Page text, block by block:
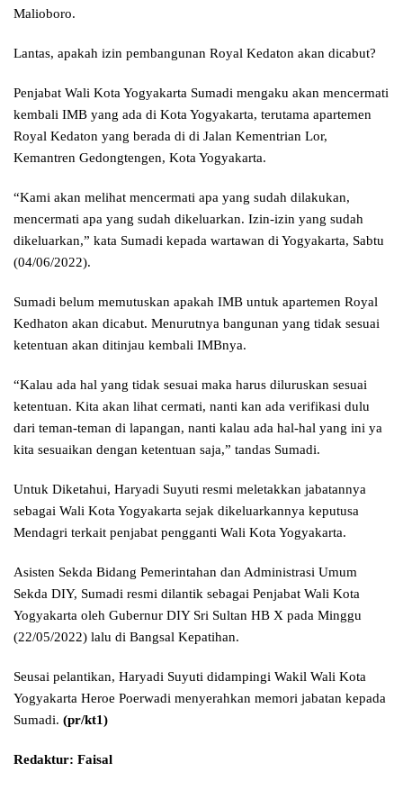
Malioboro.
Lantas, apakah izin pembangunan Royal Kedaton akan dicabut?
Penjabat Wali Kota Yogyakarta Sumadi mengaku akan mencermati
kembali IMB yang ada di Kota Yogyakarta, terutama apartemen
Royal Kedaton yang berada di di Jalan Kementrian Lor,
Kemantren Gedongtengen, Kota Yogyakarta.
“Kami akan melihat mencermati apa yang sudah dilakukan,
mencermati apa yang sudah dikeluarkan. Izin-izin yang sudah
dikeluarkan,” kata Sumadi kepada wartawan di Yogyakarta, Sabtu
(04/06/2022).
Sumadi belum memutuskan apakah IMB untuk apartemen Royal
Kedhaton akan dicabut. Menurutnya bangunan yang tidak sesuai
ketentuan akan ditinjau kembali IMBnya.
“Kalau ada hal yang tidak sesuai maka harus diluruskan sesuai
ketentuan. Kita akan lihat cermati, nanti kan ada verifikasi dulu
dari teman-teman di lapangan, nanti kalau ada hal-hal yang ini ya
kita sesuaikan dengan ketentuan saja,” tandas Sumadi.
Untuk Diketahui, Haryadi Suyuti resmi meletakkan jabatannya
sebagai Wali Kota Yogyakarta sejak dikeluarkannya keputusa
Mendagri terkait penjabat pengganti Wali Kota Yogyakarta.
Asisten Sekda Bidang Pemerintahan dan Administrasi Umum
Sekda DIY, Sumadi resmi dilantik sebagai Penjabat Wali Kota
Yogyakarta oleh Gubernur DIY Sri Sultan HB X pada Minggu
(22/05/2022) lalu di Bangsal Kepatihan.
Seusai pelantikan, Haryadi Suyuti didampingi Wakil Wali Kota
Yogyakarta Heroe Poerwadi menyerahkan memori jabatan kepada
Sumadi. (pr/kt1)
Redaktur: Faisal